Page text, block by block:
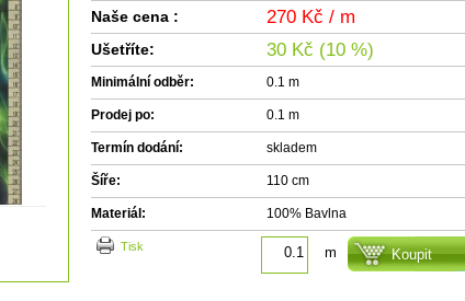
Naše cena : 270 Kč / m
Ušetříte: 30 Kč (10 %)
Minimální odběr: 0.1 m
Prodej po: 0.1 m
Termín dodání: skladem
Šíře: 110 cm
Materiál: 100% Bavlna
tisk m